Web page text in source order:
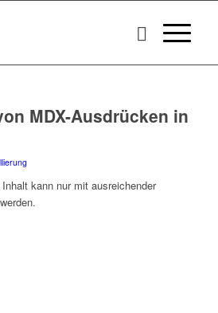
MDX-Ausdrücken in
kann nur mit ausreichender